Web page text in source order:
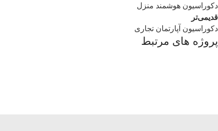
دکوراسیون هوشمند منزل
قدیمی‌تر
دکوراسیون آپارتمان تجاری
پروژه های مرتبط